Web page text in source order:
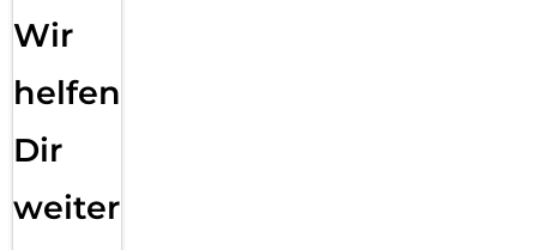
Wir
helfen
Dir
weiter